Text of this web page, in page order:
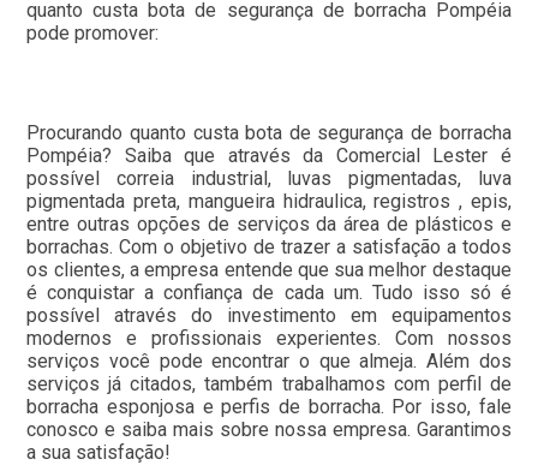
quanto custa bota de segurança de borracha Pompéia
pode promover:
Procurando quanto custa bota de segurança de borracha
Pompéia? Saiba que através da Comercial Lester é
possível correia industrial, luvas pigmentadas, luva
pigmentada preta, mangueira hidraulica, registros , epis,
entre outras opções de serviços da área de plásticos e
borrachas. Com o objetivo de trazer a satisfação a todos
os clientes, a empresa entende que sua melhor destaque
é conquistar a confiança de cada um. Tudo isso só é
possível através do investimento em equipamentos
modernos e profissionais experientes. Com nossos
serviços você pode encontrar o que almeja. Além dos
serviços já citados, também trabalhamos com perfil de
borracha esponjosa e perfis de borracha. Por isso, fale
conosco e saiba mais sobre nossa empresa. Garantimos
a sua satisfação!